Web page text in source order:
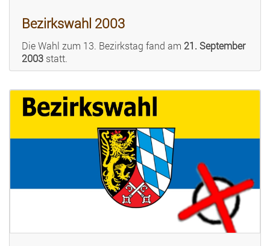
Bezirkswahl 2003
Die Wahl zum 13. Bezirkstag fand am 21. September
2003 statt.